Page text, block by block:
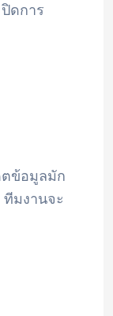
ดการ
ตข้อมูลมัก
ทีมงานจะ